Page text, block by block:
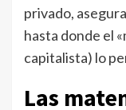
privado,
hasta donde el
capitalista) lo
Las